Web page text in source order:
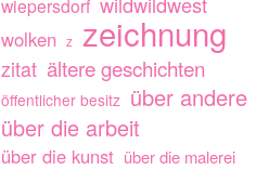
wiepersdorf
wolken z zeichnung
zitat ältere geschichten
öffentlicher besitz über andere
über die arbeit
über die kunst über die malerei